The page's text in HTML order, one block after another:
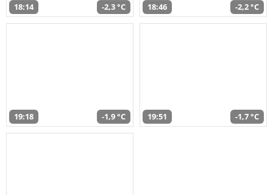
18:14 -2,3 °C 18:46 -2,2 °C
19:18 -1,9 °C 19:51 -1,7 °C